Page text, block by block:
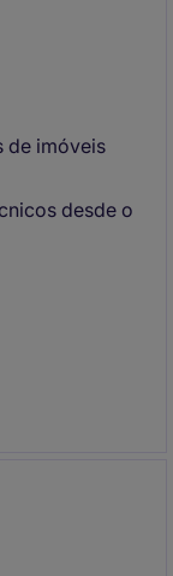
de imóveis
desde o